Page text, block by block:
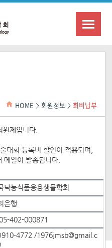
HOME > 회원정보 > 회비납부
제입니다.
대회 등록비 할인이 적용되며,
메일이 발송됩니다.
낙농식품응용생물학회
은행
402-000871
4772 /1976jmsb@gmail.c